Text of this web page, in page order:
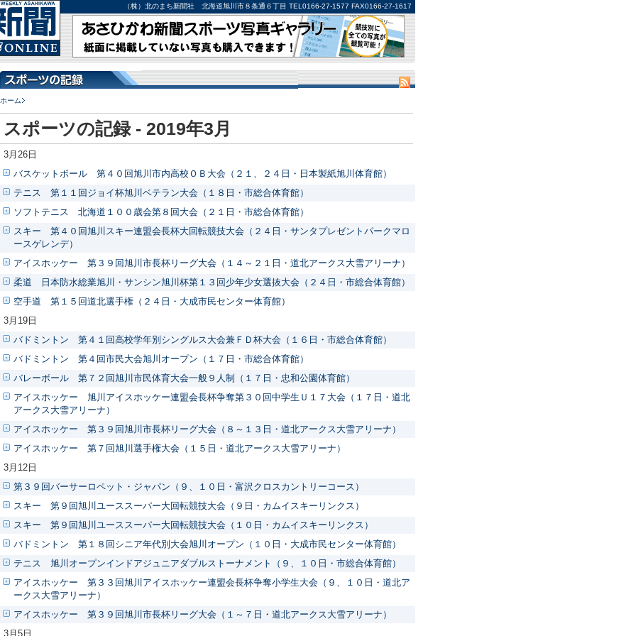
（株）北のまち新聞社 北海道旭川市８条通６丁目 TEL0166-27-1577 FAX0166-27-1617
ホーム
スポーツの記録 - 2019年3月
3月26日
バスケットボール 第４０回旭川市内高校ＯＢ大会（２１、２４日・日本製紙旭川体育館）
テニス 第１１回ジョイ杯旭川ベテラン大会（１８日・市総合体育館）
ソフトテニス 北海道１００歳会第８回大会（２１日・市総合体育館）
スキー 第４０回旭川スキー連盟会長杯大回転競技大会（２４日・サンタプレゼントパークマロ
ースゲレンデ）
アイスホッケー 第３９回旭川市長杯リーグ大会（１４～２１日・道北アークス大雪アリーナ）
柔道 日本防水総業旭川・サンシン旭川杯第１３回少年少女選抜大会（２４日・市総合体育館）
空手道 第１５回道北選手権（２４日・大成市民センター体育館）
3月19日
バドミントン 第４１回高校学年別シングルス大会兼ＦＤ杯大会（１６日・市総合体育館）
バドミントン 第４回市民大会旭川オープン（１７日・市総合体育館）
バレーボール 第７２回旭川市民体育大会一般９人制（１７日・忠和公園体育館）
アイスホッケー 旭川アイスホッケー連盟会長杯争奪第３０回中学生Ｕ１７大会（１７日・道北
アークス大雪アリーナ）
アイスホッケー 第３９回旭川市長杯リーグ大会（８～１３日・道北アークス大雪アリーナ）
アイスホッケー 第７回旭川選手権大会（１５日・道北アークス大雪アリーナ）
3月12日
第３９回バーサーロペット・ジャパン（９、１０日・富沢クロスカントリーコース）
スキー 第９回旭川ユーススーパー大回転競技大会（９日・カムイスキーリンクス）
スキー 第９回旭川ユーススーパー大回転競技大会（１０日・カムイスキーリンクス）
バドミントン 第１８回シニア年代別大会旭川オープン（１０日・大成市民センター体育館）
テニス 旭川オープンインドアジュニアダブルストーナメント（９、１０日・市総合体育館）
アイスホッケー 第３３回旭川アイスホッケー連盟会長杯争奪小学生大会（９、１０日・道北ア
ークス大雪アリーナ）
アイスホッケー 第３９回旭川市長杯リーグ大会（１～７日・道北アークス大雪アリーナ）
3月5日